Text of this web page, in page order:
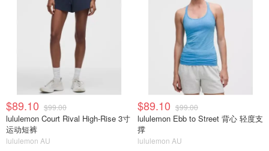
$89.10 $99.00
lululemon Court Rival High-Rise 3寸
运动短裤
lululemon AU
$89.10 $99.00
lululemon Ebb to Street 背心 轻度支
撑
lululemon AU